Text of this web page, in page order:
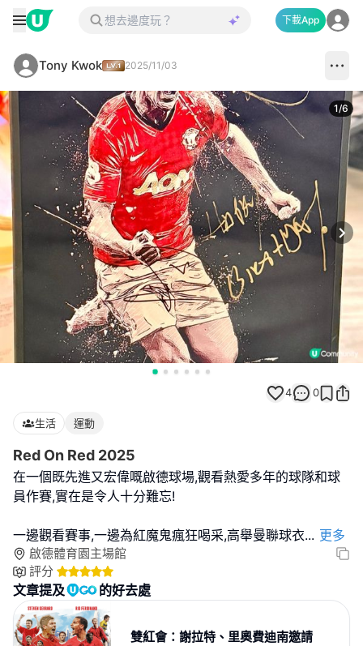
下載App
Tony Kwok 2025/11/03
1/6
4 0
生活 運動
Red On Red 2025
在一個既先進又宏偉嘅啟德球場,觀看熱愛多年的球隊和球
員作賽,實在是令人十分難忘!
一邊觀看賽事,一邊為紅魔鬼瘋狂喝采,高舉曼聯球衣... 更多
啟德體育園主場館
評分
文章提及 的好去處
雙紅會：謝拉特、里奧費迪南邀請